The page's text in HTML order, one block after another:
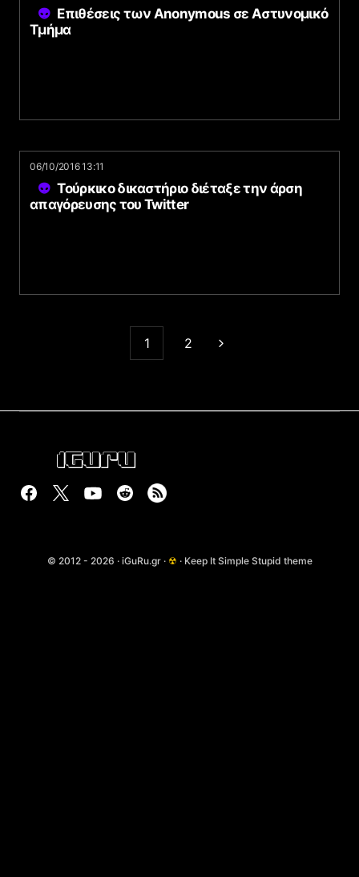
Επιθέσεις των Anonymous σε Αστυνομικό
Τμήμα
06/10/2016 13:11
Τούρκικο δικαστήριο διέταξε την άρση
απαγόρευσης του Twitter
1 2
© 2012 - 2026 · iGuRu.gr · ☢ · Keep It Simple Stupid theme